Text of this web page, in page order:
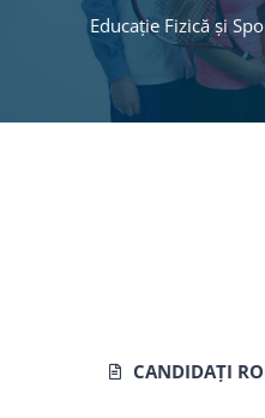
Educație Fizică și
CANDIDAȚI